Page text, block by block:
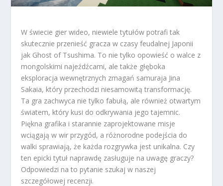
W świecie gier wideo, niewiele tytułów potrafi tak
skutecznie przenieść gracza w czasy feudalnej Japonii
jak Ghost of Tsushima. To nie tylko opowieść o walce z
mongolskimi najeźdźcami, ale także głęboka
eksploracja wewnętrznych zmagań samuraja Jina
Sakaia, który przechodzi niesamowitą transformację.
Ta gra zachwyca nie tylko fabułą, ale również otwartym
światem, który kusi do odkrywania jego tajemnic.
Piękna grafika i starannie zaprojektowane misje
wciągają w wir przygód, a różnorodne podejścia do
walki sprawiają, że każda rozgrywka jest unikalna. Czy
ten epicki tytuł naprawdę zasługuje na uwagę graczy?
Odpowiedzi na to pytanie szukaj w naszej
szczegółowej recenzji.